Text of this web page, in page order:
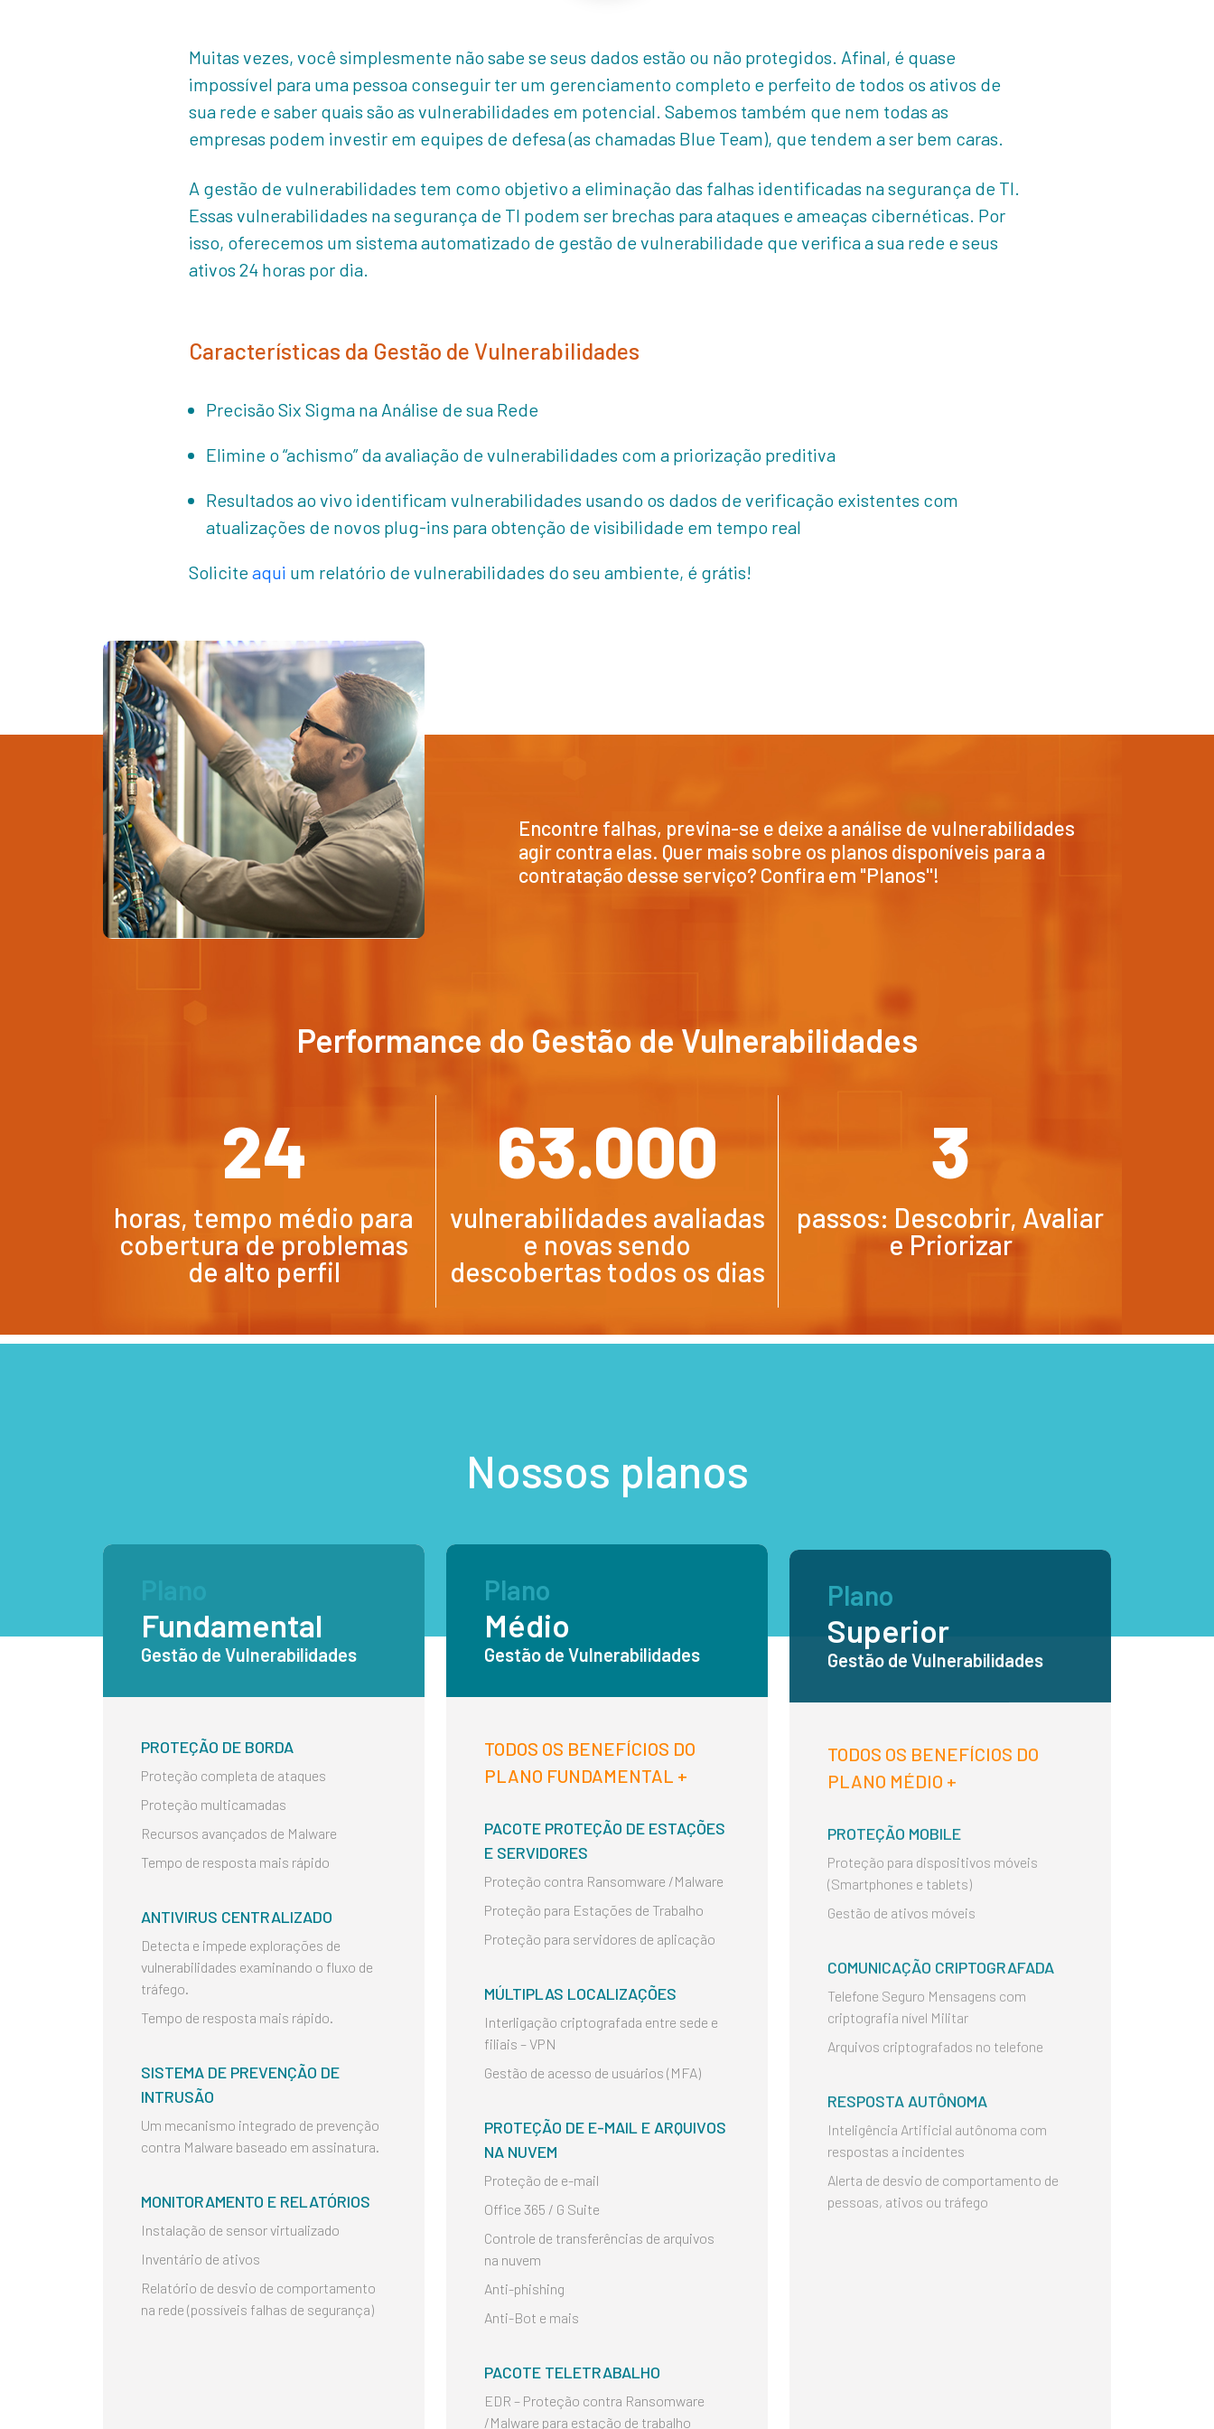
Muitas vezes, você simplesmente não sabe se seus dados estão ou não protegidos. Afinal, é quase
impossível para uma pessoa conseguir ter um gerenciamento completo e perfeito de todos os ativos de
sua rede e saber quais são as vulnerabilidades em potencial. Sabemos também que nem todas as
empresas podem investir em equipes de defesa (as chamadas Blue Team), que tendem a ser bem caras.
A gestão de vulnerabilidades tem como objetivo a eliminação das falhas identificadas na segurança de TI.
Essas vulnerabilidades na segurança de TI podem ser brechas para ataques e ameaças cibernéticas. Por
isso, oferecemos um sistema automatizado de gestão de vulnerabilidade que verifica a sua rede e seus
ativos 24 horas por dia.
Características da Gestão de Vulnerabilidades
Precisão Six Sigma na Análise de sua Rede
Elimine o “achismo” da avaliação de vulnerabilidades com a priorização preditiva
Resultados ao vivo identificam vulnerabilidades usando os dados de verificação existentes com
atualizações de novos plug-ins para obtenção de visibilidade em tempo real
Soliciteaqui um relatório de vulnerabilidades do seu ambiente, é grátis!
Encontre falhas, previna-se e deixe a análise de vulnerabilidades
agir contra elas. Quer mais sobre os planos disponíveis para a
contratação desse serviço? Confira em "Planos''!
Performance do Gestão de Vulnerabilidades
24
horas, tempo médio para
cobertura de problemas
de alto perfil
63.000
vulnerabilidades avaliadas
e novas sendo
descobertas todos os dias
3
passos: Descobrir, Avaliar
e Priorizar
Nossos planos
Fundamental
Gestão de Vulnerabilidades
PROTEÇÃO DE BORDA
Proteção completa de ataques
Proteção multicamadas
Recursos avançados de Malware
Tempo de resposta mais rápido
ANTIVIRUS CENTRALIZADO
Detecta e impede explorações de
vulnerabilidades examinando o fluxo de
tráfego.
Tempo de resposta mais rápido.
SISTEMA DE PREVENÇÃO DE
INTRUSÃO
Um mecanismo integrado de prevenção
contra Malware baseado em assinatura.
MONITORAMENTO E RELATÓRIOS
Instalação de sensor virtualizado
Inventário de ativos
Relatório de desvio de comportamento
na rede (possíveis falhas de segurança)
Plano
Médio
Gestão de Vulnerabilidades
TODOS OS BENEFÍCIOS DO
PLANO FUNDAMENTAL +
PACOTE PROTEÇÃO DE ESTAÇÕES
E SERVIDORES
Proteção contra Ransomware /Malware
Proteção para Estações de Trabalho
Proteção para servidores de aplicação
MÚLTIPLAS LOCALIZAÇÕES
Interligação criptografada entre sede e
filiais – VPN
Gestão de acesso de usuários (MFA)
PROTEÇÃO DE E-MAIL E ARQUIVOS
NA NUVEM
Proteção de e-mail
Office 365 / G Suite
Controle de transferências de arquivos
na nuvem
Anti-phishing
Anti-Bot e mais
PACOTE TELETRABALHO
EDR – Proteção contra Ransomware
/Malware para estação de trabalho
Plano
Superior
Gestão de Vulnerabilidades
TODOS OS BENEFÍCIOS DO
PLANO MÉDIO +
PROTEÇÃO MOBILE
Proteção para dispositivos móveis
(Smartphones e tablets)
Gestão de ativos móveis
COMUNICAÇÃO CRIPTOGRAFADA
Telefone Seguro Mensagens com
criptografia nível Militar
Arquivos criptografados no telefone
RESPOSTA AUTÔNOMA
Inteligência Artificial autônoma com
respostas a incidentes
Alerta de desvio de comportamento de
pessoas, ativos ou tráfego